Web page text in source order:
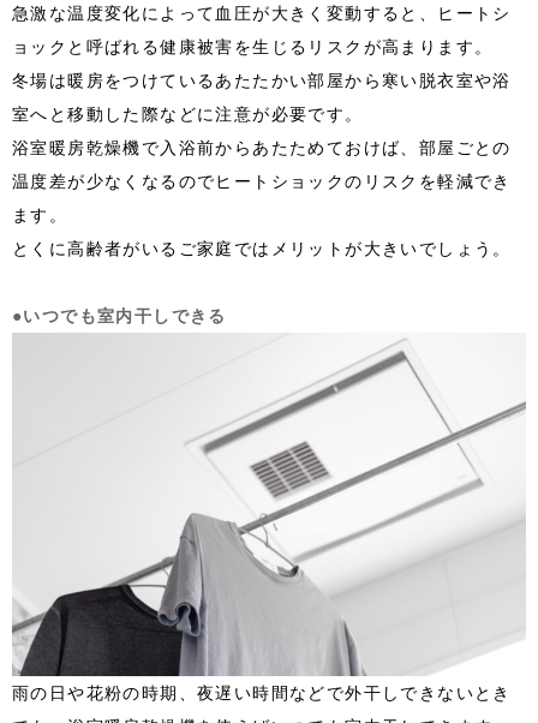
急激な温度変化によって血圧が大きく変動すると、ヒートシ
ョックと呼ばれる健康被害を生じるリスクが高まります。
冬場は暖房をつけているあたたかい部屋から寒い脱衣室や浴
室へと移動した際などに注意が必要です。
浴室暖房乾燥機で入浴前からあたためておけば、部屋ごとの
温度差が少なくなるのでヒートショックのリスクを軽減でき
ます。
とくに高齢者がいるご家庭ではメリットが大きいでしょう。
●いつでも室内干しできる
雨の日や花粉の時期、夜遅い時間などで外干しできないとき